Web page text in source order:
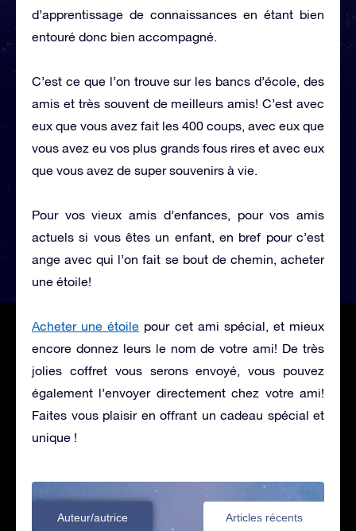
d’apprentissage de connaissances en étant bien
entouré donc bien accompagné.
C’est ce que l’on trouve sur les bancs d’école, des
amis et très souvent de meilleurs amis! C’est avec
eux que vous avez fait les 400 coups, avec eux que
vous avez eu vos plus grands fous rires et avec eux
que vous avez de super souvenirs à vie.
Pour vos vieux amis d’enfances, pour vos amis
actuels si vous êtes un enfant, en bref pour c’est
ange avec qui l’on fait se bout de chemin, acheter
une étoile!
Acheter une étoile pour cet ami spécial, et mieux
encore donnez leurs le nom de votre ami! De très
jolies coffret vous serons envoyé, vous pouvez
également l’envoyer directement chez votre ami!
Faites vous plaisir en offrant un cadeau spécial et
unique !
Auteur/autrice Articles récents